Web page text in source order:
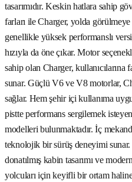
tasarımıdır. Keskin hatlara sahip
farları ile Charger, yolda
genellikle yüksek performanslı
hızıyla da öne çıkar. Motor
sahip olan Charger,
sunar. Güçlü V6 ve V8 motorlar,
sağlar. Hem şehir içi kullanıma
pistte performans sergilemek
modelleri bulunmaktadır. İç
teknolojik bir sürüş deneyimi
donatılmış kabin tasarımı ve
yolcuları için keyifli bir ortam